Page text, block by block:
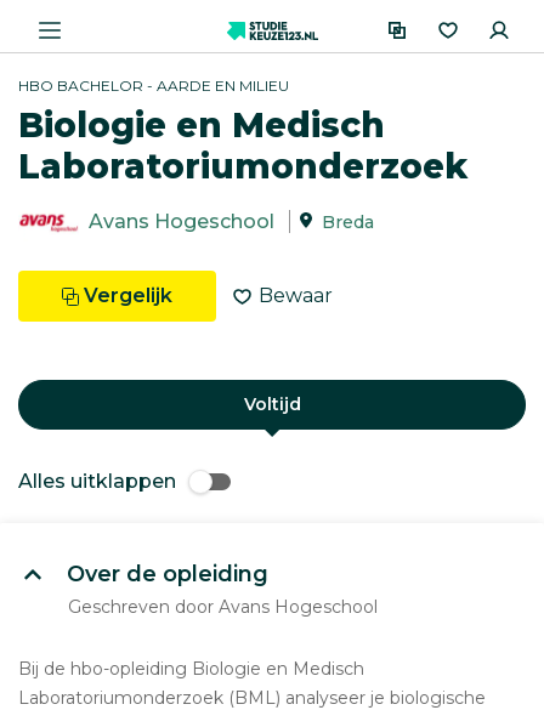
HBO BACHELOR - AARDE EN MILIEU
Biologie en Medisch
Laboratoriumonderzoek
Avans Hogeschool Breda
Vergelijk Bewaar
Voltijd
Alles uitklappen
Over de opleiding
Geschreven door Avans Hogeschool
Bij de hbo-opleiding Biologie en Medisch
Laboratoriumonderzoek (BML) analyseer je biologische